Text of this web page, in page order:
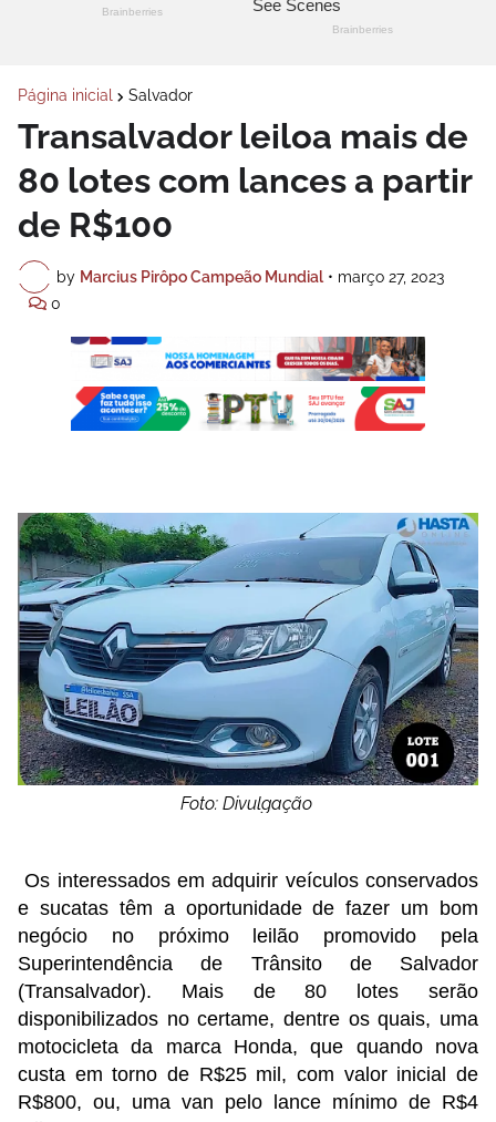
Página inicial Salvador
Transalvador leiloa mais de
80 lotes com lances a partir
de R$100
by Marcius Pirôpo Campeão Mundial • março 27, 2023
0
Foto: Divulgação
Os interessados em adquirir veículos conservados
e sucatas têm a oportunidade de fazer um bom
negócio no próximo leilão promovido pela
Superintendência de Trânsito de Salvador
(Transalvador). Mais de 80 lotes serão
disponibilizados no certame, dentre os quais, uma
motocicleta da marca Honda, que quando nova
custa em torno de R$25 mil, com valor inicial de
R$800, ou, uma van pelo lance mínimo de R$4